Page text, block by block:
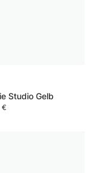
Studio Gelb
€